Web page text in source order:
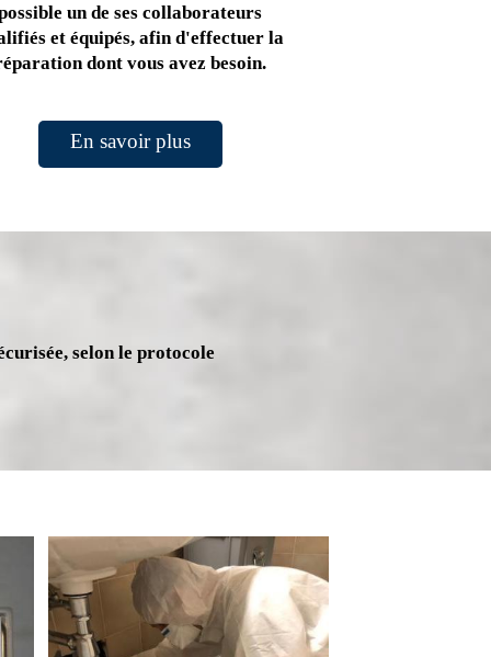
un de ses collaborateurs
et équipés, afin d'effectuer la
dont vous avez besoin.
En savoir plus
selon le protocole